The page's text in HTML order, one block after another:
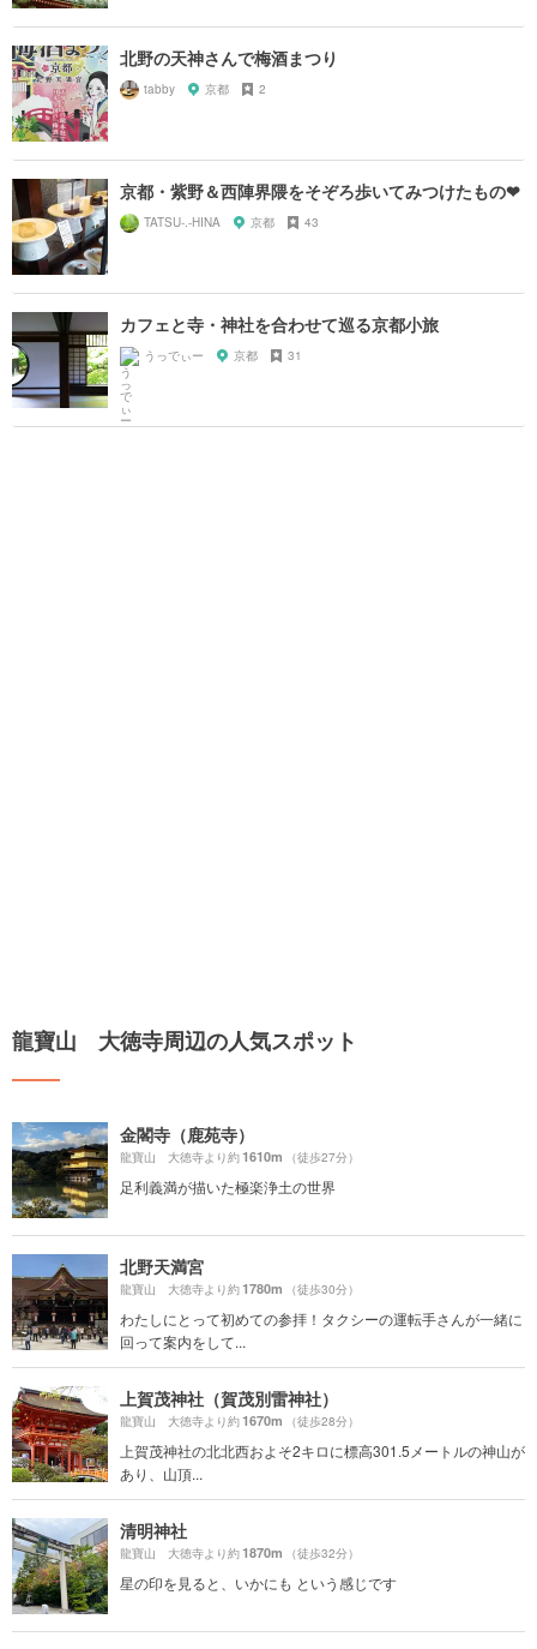
北野の天神さんで梅酒まつり
tabby 京都 2
京都・紫野＆西陣界隈をそぞろ歩いてみつけたもの❤
TATSU-.-HINA 京都 43
カフェと寺・神社を合わせて巡る京都小旅
うっでぃー 京都 31
龍寶山 大徳寺周辺の人気スポット
金閣寺（鹿苑寺）
龍寶山 大徳寺より約1610m （徒歩27分）
足利義満が描いた極楽浄土の世界
北野天満宮
龍寶山 大徳寺より約1780m （徒歩30分）
わたしにとって初めての参拝！タクシーの運転手さんが一緒に
回って案内をして...
上賀茂神社（賀茂別雷神社）
龍寶山 大徳寺より約1670m （徒歩28分）
上賀茂神社の北北西およそ2キロに標高301.5メートルの神山が
あり、山頂...
清明神社
龍寶山 大徳寺より約1870m （徒歩32分）
星の印を見ると、いかにも という感じです